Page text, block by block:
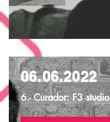
06.06.2022
6.- Curador: F3 studio